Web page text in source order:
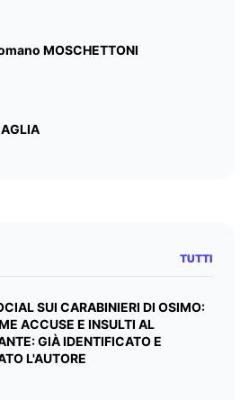
MOSCHETTONI
TUTTI
SUI CARABINIERI DI OSIMO:
ACCUSE E INSULTI AL
GIÀ IDENTIFICATO E
L'AUTORE